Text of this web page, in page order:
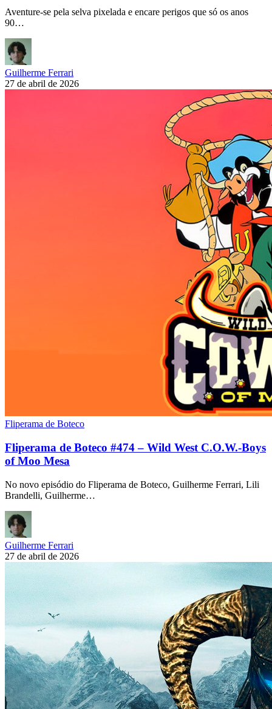
Aventure-se pela selva pixelada e encare perigos que só os anos
90…
Guilherme Ferrari
27 de abril de 2026
Fliperama de Boteco
Fliperama de Boteco #474 – Wild West C.O.W.-Boys
of Moo Mesa
No novo episódio do Fliperama de Boteco, Guilherme Ferrari, Lili
Brandelli, Guilherme…
Guilherme Ferrari
27 de abril de 2026